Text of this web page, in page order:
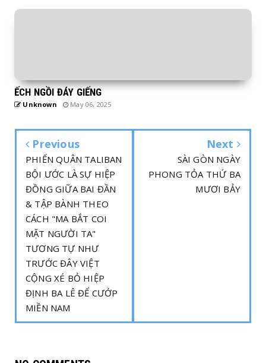
ẾCH NGỒI ĐÁY GIẾNG
Unknown May 06, 2025
Previous
PHIẾN QUÂN TALIBAN
BỘI ƯỚC LÀ SỰ HIỆP
ĐỒNG GIỮA BAI ĐẦN
& TẬP BÀNH THEO
CÁCH "MA BẮT COI
MẶT NGƯỜI TA"
TƯƠNG TỰ NHƯ
TRƯỚC ĐÂY VIỆT
CỘNG XÉ BỎ HIỆP
ĐỊNH BA LÊ ĐỂ CƯỚP
MIỀN NAM
Next
SÀI GÒN NGÀY
PHONG TỎA THỨ BA
MƯƠI BẢY